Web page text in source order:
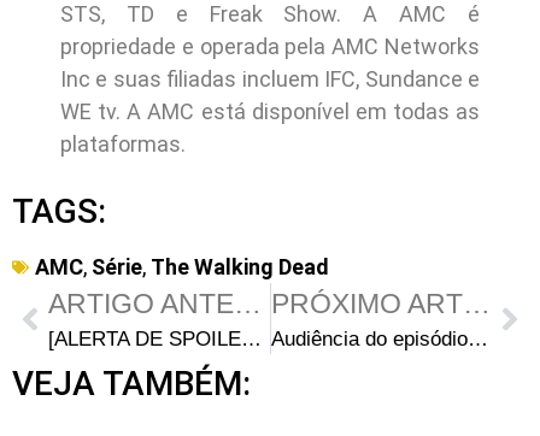
STS, TD e Freak Show. A AMC é
propriedade e operada pela AMC Networks
Inc e suas filiadas incluem IFC, Sundance e
WE tv. A AMC está disponível em todas as
plataformas.
TAGS:
AMC, Série, The Walking Dead
ARTIGO ANTERIOR
[ALERTA DE SPOILER] Revelado o assassino de Karen & David; Atriz comenta a reviravolta
PRÓXIMO ARTIGO
Audiência do episódio S04E03 – “Isolation”: Walking Dead ultrapassa os grandes programas esportivos de domingo
VEJA TAMBÉM: